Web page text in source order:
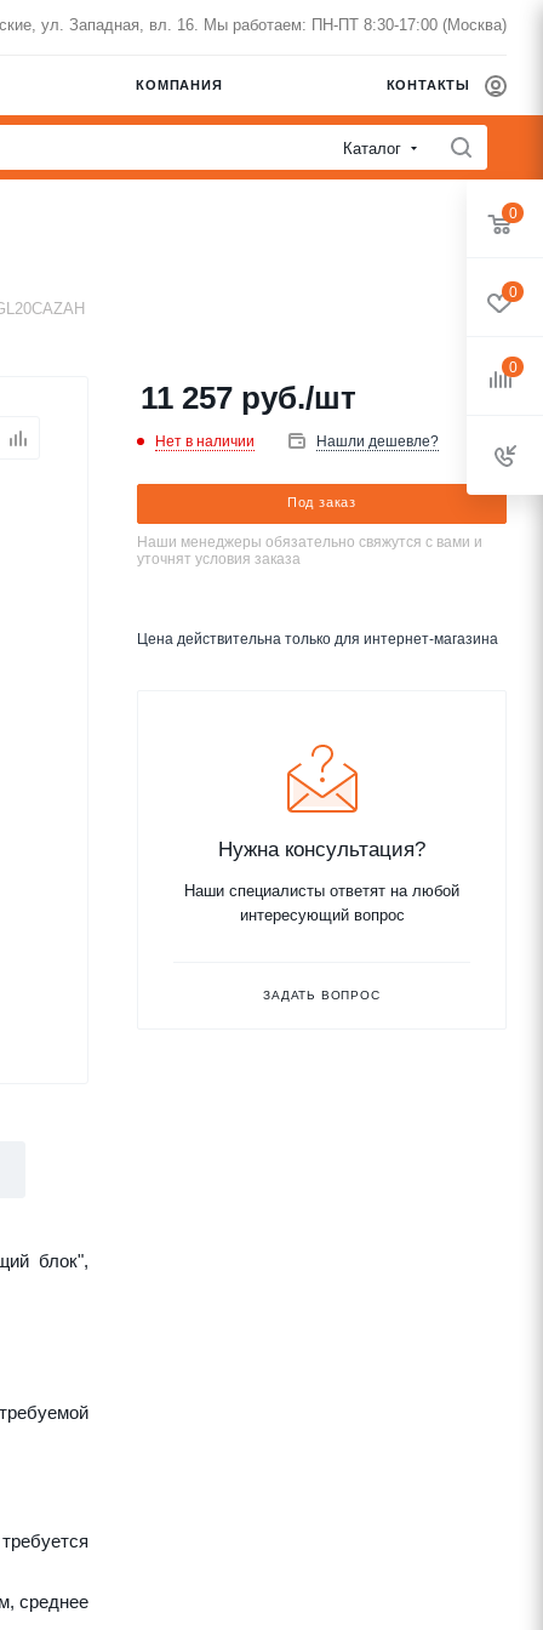
ул. Западная, вл. 16. Мы работаем: ПН-ПТ 8:30-17:00 (Москва)
КОМПАНИЯ КОНТАКТЫ
Каталог
блок",
среднее
11 257 руб./шт
Нет в наличии Нашли дешевле?
Под заказ
Наши менеджеры обязательно свяжутся с вами и
уточнят условия заказа
Цена действительна только для интернет-магазина
Нужна консультация?
Наши специалисты ответят на любой
интересующий вопрос
ЗАДАТЬ ВОПРОС
0
0
0